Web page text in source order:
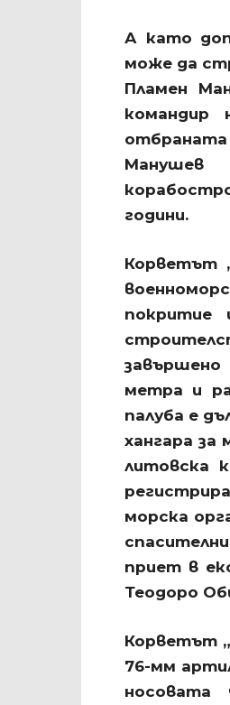
А като
може да
Пламен
командир
отбраната
години.
Корветът
покритие
завършено
метра и
палуба е
хангара за
литовска
морска
приет в
Теодоро
Корветът
76-мм
носовата